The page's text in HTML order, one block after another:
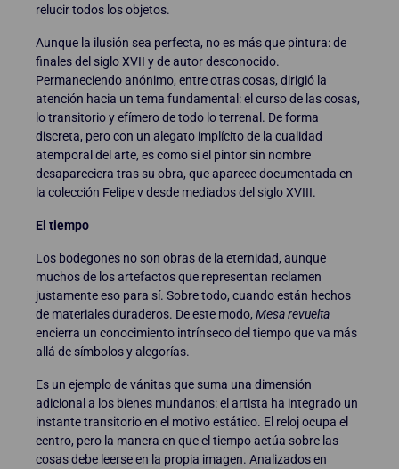
relucir todos los objetos.
Aunque la ilusión sea perfecta, no es más que pintura: de
finales del siglo XVII y de autor desconocido.
Permaneciendo anónimo, entre otras cosas, dirigió la
atención hacia un tema fundamental: el curso de las cosas,
lo transitorio y efímero de todo lo terrenal. De forma
discreta, pero con un alegato implícito de la cualidad
atemporal del arte, es como si el pintor sin nombre
desapareciera tras su obra, que aparece documentada en
la colección Felipe v desde mediados del siglo XVIII.
El tiempo
Los bodegones no son obras de la eternidad, aunque
muchos de los artefactos que representan reclamen
justamente eso para sí. Sobre todo, cuando están hechos
de materiales duraderos. De este modo, Mesa revuelta
encierra un conocimiento intrínseco del tiempo que va más
allá de símbolos y alegorías.
Es un ejemplo de vánitas que suma una dimensión
adicional a los bienes mundanos: el artista ha integrado un
instante transitorio en el motivo estático. El reloj ocupa el
centro, pero la manera en que el tiempo actúa sobre las
cosas debe leerse en la propia imagen. Analizados en